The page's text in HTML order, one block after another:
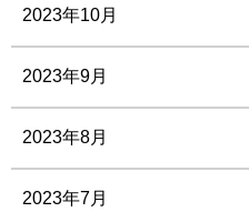
2023年10月
2023年9月
2023年8月
2023年7月